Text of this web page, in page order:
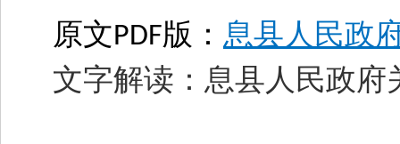
原文PDF版： 息县人民政
文字解读：息县人民政